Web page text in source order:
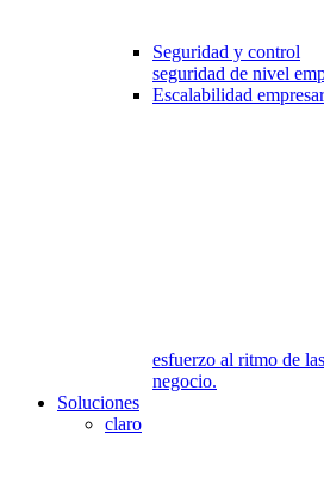
Seguridad y control
seguridad de nivel
Escalabilidad
esfuerzo al ritmo de
negocio.
Soluciones
claro